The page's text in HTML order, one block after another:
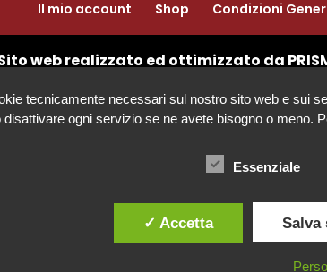
Il mio account Shop Condizioni
web realizzato ed ottimizzato da
tecnicamente necessari sul nostro sito web e sui
disattivare ogni servizio se ne avete bisogno o meno.
Essenziale
✓ Accetta Salva